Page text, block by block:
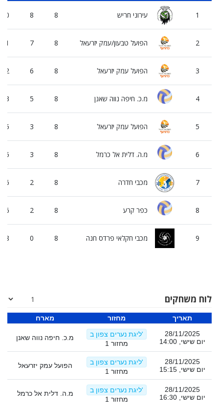
0 8 8 עירוני חריש 1
1 7 8 הפועל טבעון/עמק יזרעאל 2
2 6 8 הפועל עמק יזרעאל 3
3 5 8 מ.כ. חיפה נווה שאנן 4
5 3 8 הפועל עמק יזרעאל 5
5 3 8 מ.ה. דלית אל כרמל 6
6 2 8 מכבי חדרה 7
6 2 8 כפר קרע 8
8 0 8 מכבי חקלאי פרדס חנה 9
לוח משחקים
מארח מחזור תאריך
מ.כ. חיפה נווה שאנן
ליגת נערים צפון ב'
מחזור 1
28/11/2025
יום שישי, 14:00
הפועל עמק יזרעאל
ליגת נערים צפון ב'
מחזור 1
28/11/2025
יום שישי, 15:15
מ.ה. דלית אל כרמל
ליגת נערים צפון ב'
מחזור 1
28/11/2025
יום שישי, 16:30